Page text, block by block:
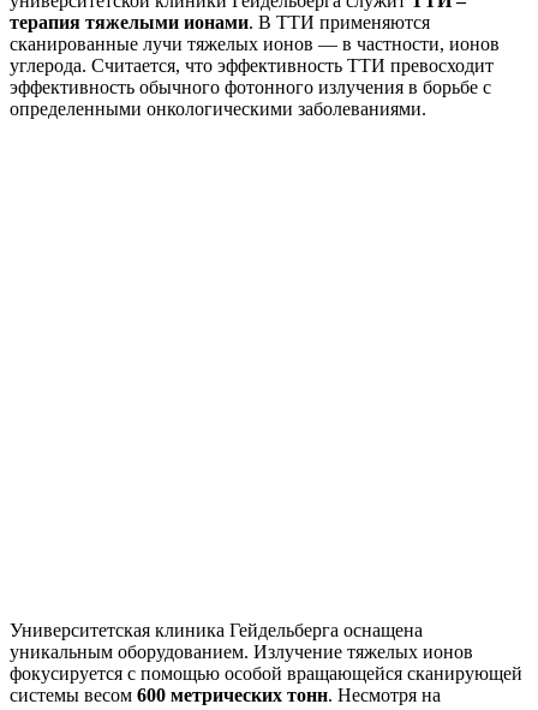
терапия тяжелыми ионами. В ТТИ применяются
сканированные лучи тяжелых ионов — в частности, ионов
углерода. Считается, что эффективность ТТИ превосходит
эффективность обычного фотонного излучения в борьбе с
определенными онкологическими заболеваниями.
Университетская клиника Гейдельберга оснащена
уникальным оборудованием. Излучение тяжелых ионов
фокусируется с помощью особой вращающейся сканирующей
системы весом 600 метрических тонн. Несмотря на